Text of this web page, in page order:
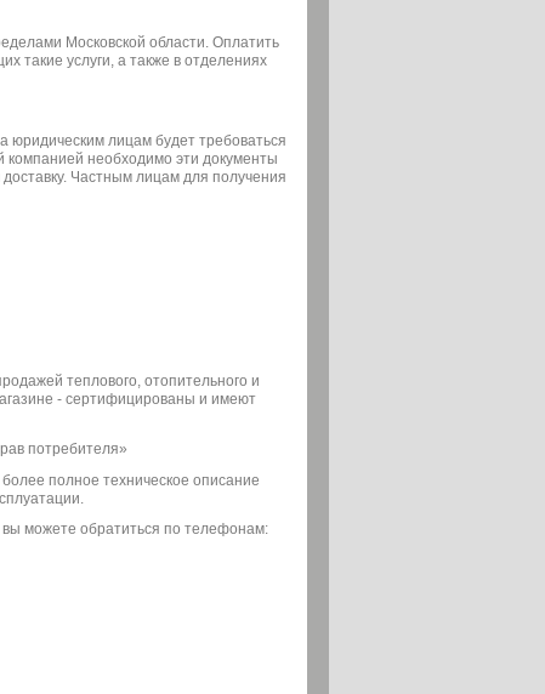
Московской области. Оплатить
такие услуги, а также в отделениях
юридическим лицам будет требоваться
компанией необходимо эти документы
Частным лицам для получения
теплового, отопительного и
- сертифицированы и имеют
потребителя»
полное техническое описание
вы можете обратиться по телефонам: